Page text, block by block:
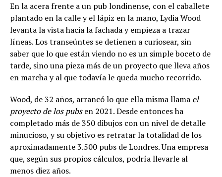
En la acera frente a un pub londinense, con el caballete
plantado en la calle y el lápiz en la mano, Lydia Wood
levanta la vista hacia la fachada y empieza a trazar
líneas. Los transeúntes se detienen a curiosear, sin
saber que lo que están viendo no es un simple boceto de
tarde, sino una pieza más de un proyecto que lleva años
en marcha y al que todavía le queda mucho recorrido.
Wood, de 32 años, arrancó lo que ella misma llama el
proyecto de los pubsen 2021. Desde entonces ha
completado más de 350 dibujos con un nivel de detalle
minucioso, y su objetivo es retratar la totalidad de los
aproximadamente 3.500 pubs de Londres. Una empresa
que, según sus propios cálculos, podría llevarle al
menos diez años.